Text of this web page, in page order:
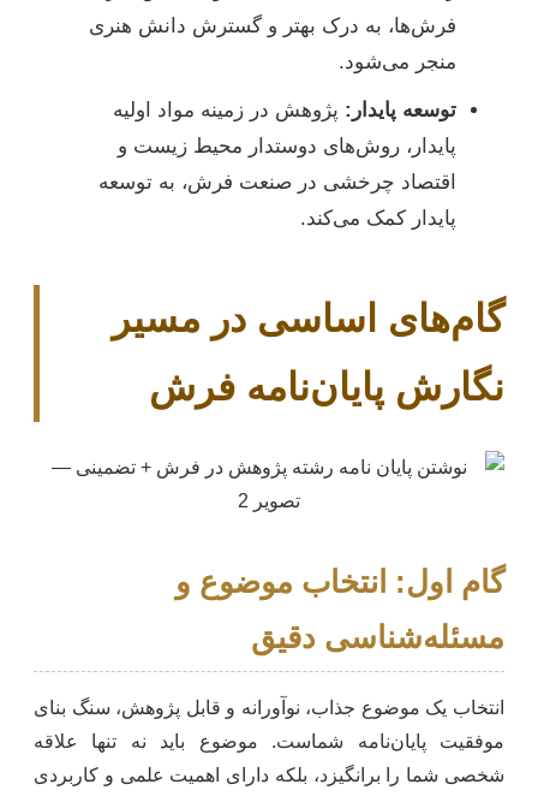
فرش‌ها، به درک بهتر و گسترش دانش هنری
منجر می‌شود.
توسعه پایدار: پژوهش در زمینه مواد اولیه
پایدار، روش‌های دوستدار محیط زیست و
اقتصاد چرخشی در صنعت فرش، به توسعه
پایدار کمک می‌کند.
گام‌های اساسی در مسیر
نگارش پایان‌نامه فرش
گام اول: انتخاب موضوع و
مسئله‌شناسی دقیق
انتخاب یک موضوع جذاب، نوآورانه و قابل پژوهش، سنگ بنای
موفقیت پایان‌نامه شماست. موضوع باید نه تنها علاقه
شخصی شما را برانگیزد، بلکه دارای اهمیت علمی و کاربردی